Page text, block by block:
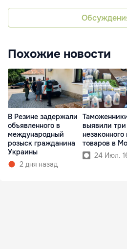
Похожие новости
В Резине задержали
объявленного в
международный
розыск гражданина
Украины
2 дня назад
выявили
незаконного
товаров в
24 Июл.